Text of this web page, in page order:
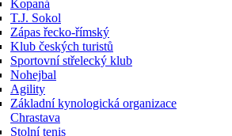
Kopaná
T.J. Sokol
Zápas řecko-římský
Klub českých turistů
Sportovní střelecký klub
Nohejbal
Agility
Základní kynologická organizace
Chrastava
Stolní tenis